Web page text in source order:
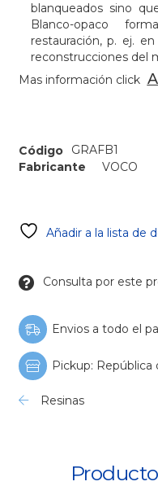
blanqueados sino
Blanco-opaco
restauración, p. ej.
reconstrucciones del
Mas información click
Código
GRAFB1
Fabricante
VOCO
Añadir a la lista de
Consulta por este
Envios a todo el
Pickup: República
Resinas